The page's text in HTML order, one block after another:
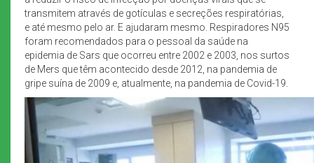
transmitem através de gotículas e secreções respiratórias,
e até mesmo pelo ar. E ajudaram mesmo. Respiradores N95
foram recomendados para o pessoal da saúde na
epidemia de Sars que ocorreu entre 2002 e 2003, nos surtos
de Mers que têm acontecido desde 2012, na pandemia de
gripe suína de 2009 e, atualmente, na pandemia de Covid-19.